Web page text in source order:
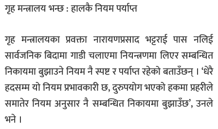
गृह मन्त्रालय भन्छ : हालकै नियम पर्याप्त
गृह मन्त्रालयका प्रवक्ता नारायणप्रसाद भट्टराई पास नलिई
सार्वजनिक बिदामा गाडी चलाएमा नियन्त्रणमा लिएर सम्बन्धित
निकायमा बुझाउने नियम नै स्पष्ट र पर्याप्त रहेको बताउँछन् । ‘धेरै
हदसम्म यो नियम प्रभावकारी छ, दुरुपयोग भएको हकमा प्रहरीले
समातेर नियम अनुसार नै सम्बन्धित निकायमा बुझाउँछ’, उनले
भने ।